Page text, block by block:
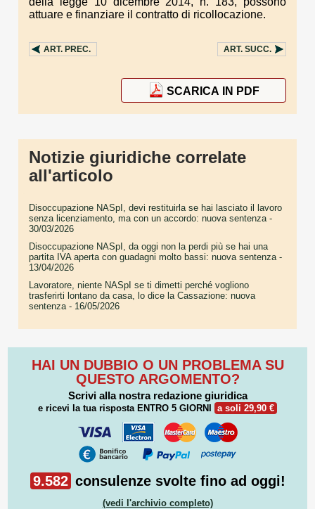
attuare e finanziare il contratto di ricollocazione.
ART. PREC. ART. SUCC.
SCARICA IN PDF
Notizie giuridiche correlate
all'articolo
Disoccupazione NASpI, devi restituirla se hai lasciato il lavoro
senza licenziamento, ma con un accordo: nuova sentenza -
30/03/2026
Disoccupazione NASpI, da oggi non la perdi più se hai una
partita IVA aperta con guadagni molto bassi: nuova sentenza -
13/04/2026
Lavoratore, niente NASpI se ti dimetti perché vogliono
trasferirti lontano da casa, lo dice la Cassazione: nuova
sentenza - 16/05/2026
HAI UN DUBBIO O UN PROBLEMA SU
QUESTO ARGOMENTO?
Scrivi alla nostra redazione giuridica
e ricevi la tua risposta ENTRO 5 GIORNI a soli 29,90 €
9.582 consulenze svolte fino ad oggi!
(vedi l'archivio completo)